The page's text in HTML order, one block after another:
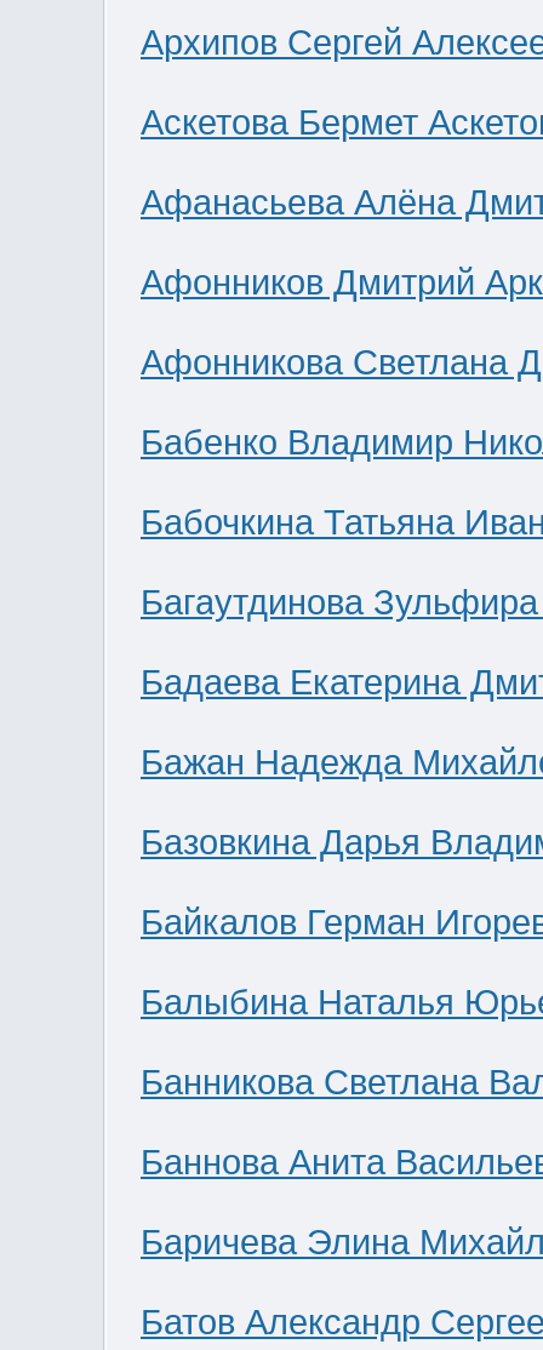
Архипов Сергей
Аскетова Бермет
Афанасьева Алёна
Афонников Дмитрий
Афонникова Светлана
Бабенко Владимир
Бабочкина Татьяна
Багаутдинова
Бадаева Екатерина
Бажан Надежда
Базовкина Дарья
Байкалов Герман
Балыбина Наталья
Банникова Светлана
Баннова Анита
Баричева Элина
Батов Александр